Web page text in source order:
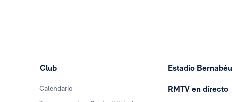
Club
Calendario
Estadio Bernabéu
RMTV en directo